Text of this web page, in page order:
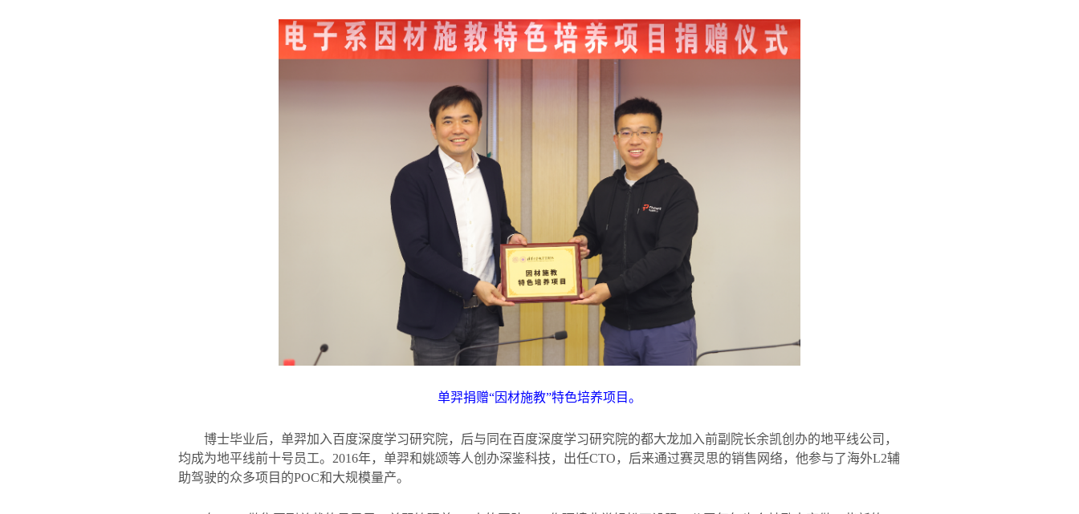
单羿捐赠“因材施教”特色培养项目。
博士毕业后，单羿加入百度深度学习研究院，后与同在百度深度学习研究院的都大龙加入前副院长余凯创办的地平线公司，
均成为地平线前十号员工。 2016年，单羿和姚颂等人创办深鉴科技，出任CTO，后来通过赛灵思的销售网络，他参与了海外L2辅
助驾驶的众多项目的POC和大规模量产。